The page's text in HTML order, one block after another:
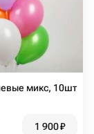
микс, 10шт
1 900₽